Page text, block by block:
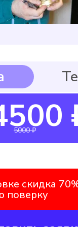
5000 ₽
скидка
поверку